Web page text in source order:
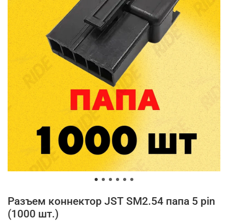
Разъем коннектор JST SM2.54 папа 5 pin
(1000 шт.)